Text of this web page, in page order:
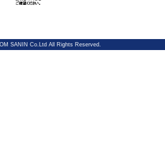
SANIN Co.Ltd All Rights Reserved.